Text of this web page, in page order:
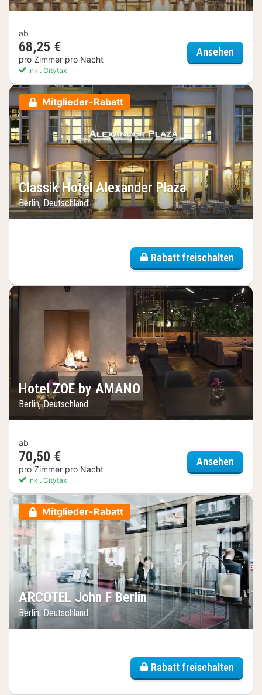
ab
68,25 €
pro Zimmer pro Nacht
Inkl. Citytax
Ansehen
Mitglieder-Rabatt
Classik Hotel Alexander Plaza
Berlin, Deutschland
Rabatt freischalten
Hotel ZOE by AMANO
Berlin, Deutschland
ab
70,50 €
pro Zimmer pro Nacht
Inkl. Citytax
Ansehen
Mitglieder-Rabatt
ARCOTEL John F Berlin
Berlin, Deutschland
Rabatt freischalten